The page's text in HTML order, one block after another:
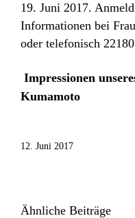
19. Juni 2017.
Informationen bei
oder telefonisch
Impressionen
Kumamoto
12. Juni 2017
Ähnliche Beiträge